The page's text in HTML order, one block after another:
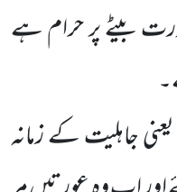
بیٹے پر حرام ہے
یعنی جاہلیت کے زمانہ